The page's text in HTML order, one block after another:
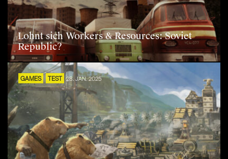
Lohnt sich Workers & Resources: Soviet
Republic?
GAMES TEST 28. JAN. 2025